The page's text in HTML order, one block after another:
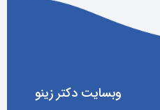
وبسایت دکتر زینو